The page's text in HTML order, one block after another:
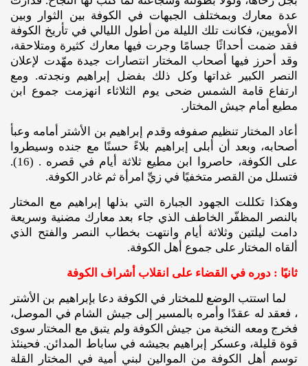
عدة معارك وبمختلف الجبهات في الكوفة بين الثوار وبين
الأمويين، فكانت تلك الليلة من أطول الليالي في تأريخ الكوفة
فقد ضمت أحداثًا جسامًا وجرت فيها معارك كثيرة ومتلاحقة،
وقد أحرز فيها أصحاب المختار انتصارات جيدة مهّدت لإعلان
النصر الكبير غداتها وكل ذلك بفضل إبراهيم ونجدته. ومع
ارتفاع قامة الشمس ضحى يوم الثلاثاء انهزمت جموع ابن
مطيع أمام جيش المختار.
أعاد المختار تنظيم صفوفه وقدم إبراهيم بن الأشتر أمامه وعبأ
أصحابه، وبعد أن أبلى إبراهيم بلاءً حسنًا مع جنده وسيطروا
على الكوفة، حاصروا ابن مطيع ثلاثة أيام في قصره . (16).
فتسلل من القصر متخفيًا في زيِّ امرأة ثم غادر الكوفة.
وهكذا تكللت الجهود الجبارة التي بذلها إبراهيم مع المختار
بالنصر المظفّر الخاطف الذي جاء بعد معارك مضنية وسريعة
دامت ليلتين وثلاثة أيام وانتهت بخطاب النصر والفتح الذي
ألقاه المختار على جموع أهل الكوفة.
ثانيًا : دوره في القضاء على انقلاب أشراف الكوفة
لما استتب الوضع للمختار في الكوفة دعا بإبراهيم بن الأشتر
، فعقد له عقدًا وأمره بالمسير إلى جيش الشام في الموصل،
فخرج ومعه النخبة من جيش الكوفة ولم يتبق مع المختار سوى
قوة قليلة، وعسكر إبراهيم بجيشه في ساباط المدائن. فحينئذ
توسم أهل الكوفة من الموالين لبني أمية في المختار القلة